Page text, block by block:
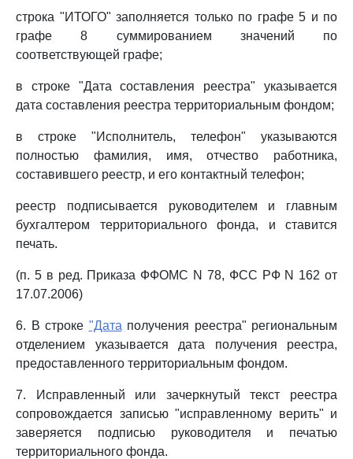
строка "ИТОГО" заполняется только по графе 5 и по
графе 8 суммированием значений по
соответствующей графе;
в строке "Дата составления реестра" указывается
дата составления реестра территориальным фондом;
в строке "Исполнитель, телефон" указываются
полностью фамилия, имя, отчество работника,
составившего реестр, и его контактный телефон;
реестр подписывается руководителем и главным
бухгалтером территориального фонда, и ставится
печать.
(п. 5 в ред. Приказа ФФОМС N 78, ФСС РФ N 162 от
17.07.2006)
6. В строке "Дата получения реестра" региональным
отделением указывается дата получения реестра,
предоставленного территориальным фондом.
7. Исправленный или зачеркнутый текст реестра
сопровождается записью "исправленному верить" и
заверяется подписью руководителя и печатью
территориального фонда.